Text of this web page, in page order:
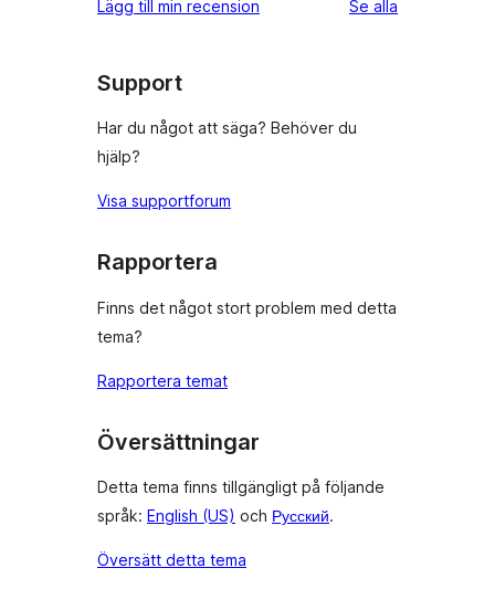
stjärnig
Lägg till min recension Se alla
Support
Har du något att säga? Behöver du
hjälp?
Visa supportforum
Rapportera
Finns det något stort problem med detta
tema?
Rapportera temat
Översättningar
Detta tema finns tillgängligt på följande
språk: English (US) och Русский.
Översätt detta tema